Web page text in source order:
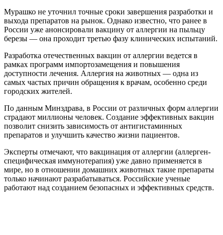
Мурашко не уточнил точные сроки завершения разработки и
выхода препаратов на рынок. Однако известно, что ранее в
России уже анонсировали вакцину от аллергии на пыльцу
березы — она проходит третью фазу клинических испытаний.
Разработка отечественных вакцин от аллергии ведется в
рамках программ импортозамещения и повышения
доступности лечения. Аллергия на животных — одна из
самых частых причин обращения к врачам, особенно среди
городских жителей.
По данным Минздрава, в России от различных форм аллергии
страдают миллионы человек. Создание эффективных вакцин
позволит снизить зависимость от антигистаминных
препаратов и улучшить качество жизни пациентов.
Эксперты отмечают, что вакцинация от аллергии (аллерген-
специфическая иммунотерапия) уже давно применяется в
мире, но в отношении домашних животных такие препараты
только начинают разрабатываться. Российские ученые
работают над созданием безопасных и эффективных средств.